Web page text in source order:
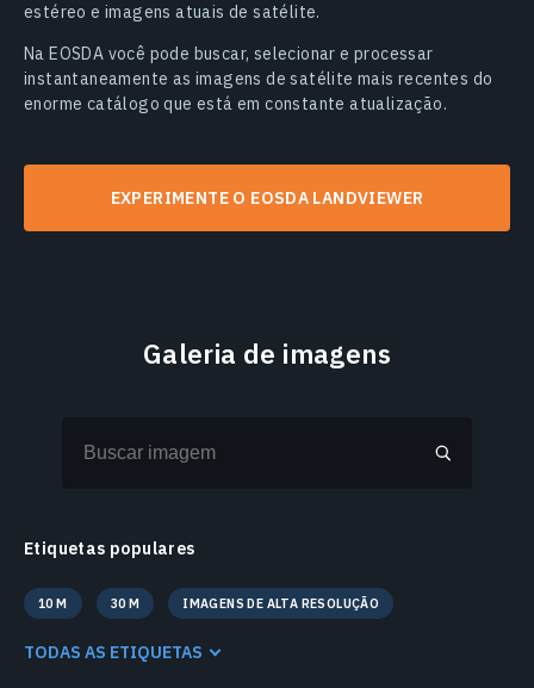
estéreo e imagens atuais de satélite.
Na EOSDA você pode buscar, selecionar e processar
instantaneamente as imagens de satélite mais recentes do
enorme catálogo que está em constante atualização.
EXPERIMENTE O EOSDA LANDVIEWER
Galeria de imagens
Etiquetas populares
10 M 30 M IMAGENS DE ALTA RESOLUÇÃO
IMAGES À MÉDIA RÉSOLUTION
TODAS AS ETIQUETAS